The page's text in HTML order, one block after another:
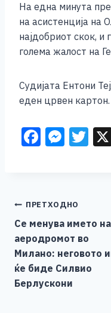
На една минута
на асистенција на
најдобриот скок, и
голема жалост на
Судијата Ентони
еден црвен картон.
F
b
o
o
k
M
n
g
er
T
Навигација
на
напис
ПРЕТХОДНО
Се менува името на
аеродромот во
Милано: неговото
ќе биде Силвио
Берлускони